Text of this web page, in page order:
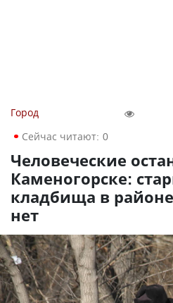
Город
Сейчас читают: 0
Человеческие
Каменогорске:
кладбища в
нет